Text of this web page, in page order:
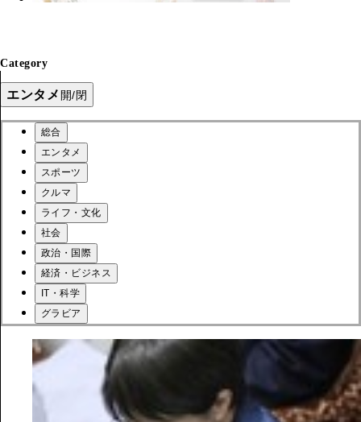
Category
エンタメ開/閉
総合
エンタメ
スポーツ
クルマ
ライフ・文化
社会
政治・国際
経済・ビジネス
IT・科学
グラビア